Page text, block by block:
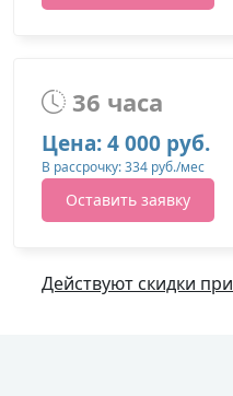
36 часа
Цена: 4 000 руб.
В рассрочку: 334 руб./мес
Оставить заявку
Действуют скидки